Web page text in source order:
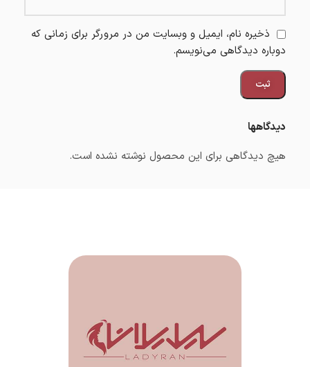
دیدگاهها
هیچ دیدگاهی برای این محصول نوشته نشده است.
ذخیره نام، ایمیل و وبسایت من در مرورگر برای زمانی که
دوباره دیدگاهی می‌نویسم.